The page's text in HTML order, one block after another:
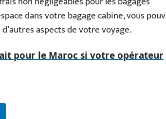
dans votre bagage cabine, vous
aspects de votre voyage.
pour le Maroc si votre opérateur